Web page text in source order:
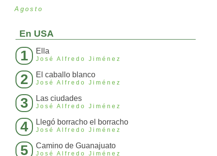
Agosto
En USA
1 Ella
José Alfredo Jiménez
2 El caballo blanco
José Alfredo Jiménez
3 Las ciudades
José Alfredo Jiménez
4 Llegó borracho el borracho
José Alfredo Jiménez
5 Camino de Guanajuato
José Alfredo Jiménez